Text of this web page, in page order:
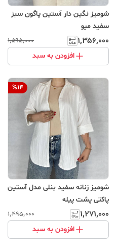
شومیز نگین دار آستین پاگون سبز
سفید میو
۱٬۳۵۶٬۰۰۰ ۱٬۵۹۵٬۰۰۰
افزودن به سبد
%14
شومیز زنانه سفید بنلی مدل آستین
پاکتی پشت پیله
۱٬۲۷۱٬۰۰۰ ۱٬۴۹۵٬۰۰۰
افزودن به سبد